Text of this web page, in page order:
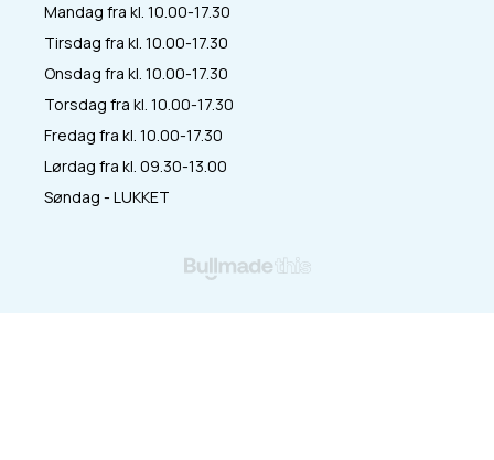
Mandag fra kl. 10.00-17.30
Tirsdag fra kl. 10.00-17.30
Onsdag fra kl. 10.00-17.30
Torsdag fra kl. 10.00-17.30
Fredag fra kl. 10.00-17.30
Lørdag fra kl. 09.30-13.00
Søndag - LUKKET